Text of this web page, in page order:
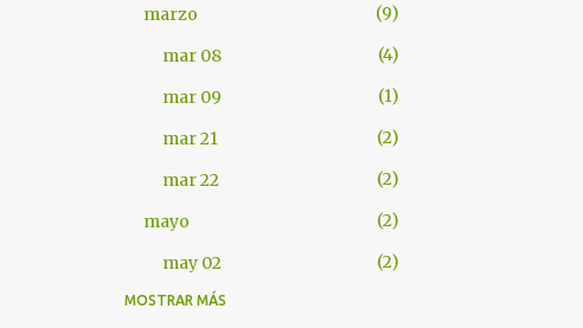
marzo
9
mar 08
4
mar 09
1
mar 21
2
mar 22
2
mayo
2
may 02
2
2012
MOSTRAR MÁS